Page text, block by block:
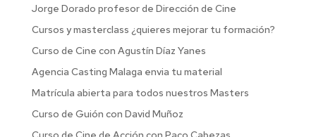
Jorge Dorado profesor de Dirección de Cine
Cursos y masterclass ¿quieres mejorar tu formación?
Curso de Cine con Agustín Díaz Yanes
Agencia Casting Malaga envia tu material
Matrícula abierta para todos nuestros Masters
Curso de Guión con David Muñoz